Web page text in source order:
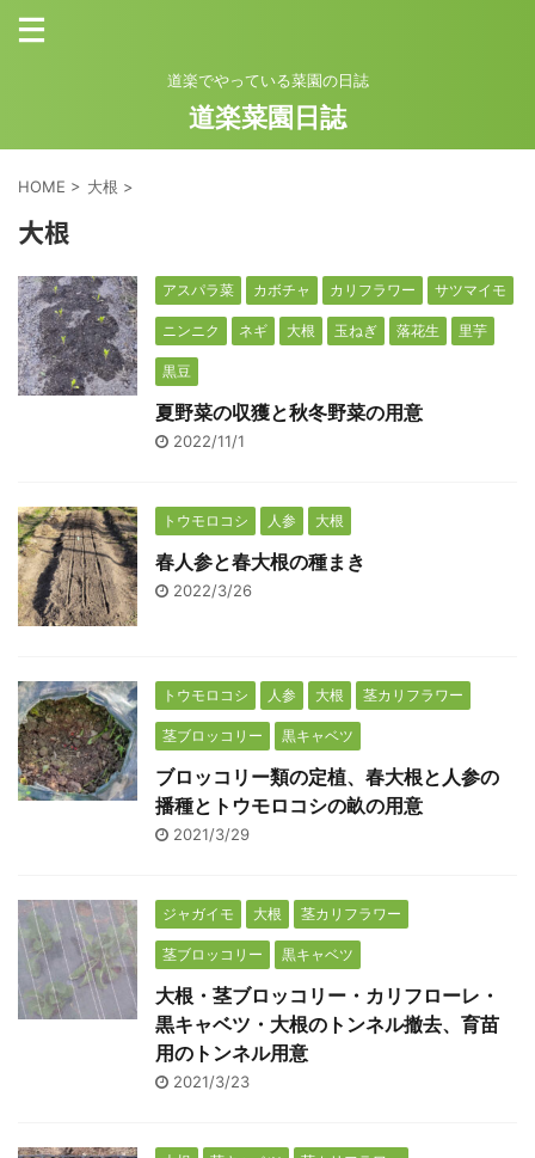
道楽でやっている菜園の日誌
道楽菜園日誌
HOME > 大根 >
大根
アスパラ菜 カボチャ カリフラワー サツマイモ
ニンニク ネギ 大根 玉ねぎ 落花生 里芋
黒豆
夏野菜の収獲と秋冬野菜の用意
2022/11/1
トウモロコシ 人参 大根
春人参と春大根の種まき
2022/3/26
トウモロコシ 人参 大根 茎カリフラワー
茎ブロッコリー 黒キャベツ
ブロッコリー類の定植、春大根と人参の
播種とトウモロコシの畝の用意
2021/3/29
ジャガイモ 大根 茎カリフラワー
茎ブロッコリー 黒キャベツ
大根・茎ブロッコリー・カリフローレ・
黒キャベツ・大根のトンネル撤去、育苗
用のトンネル用意
2021/3/23